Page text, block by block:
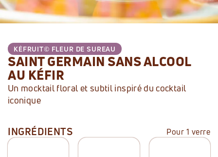
KÉFRUIT© FLEUR DE SUREAU
SAINT GERMAIN SANS ALCOOL
AU KÉFIR
Un mocktail floral et subtil inspiré du cocktail
iconique
INGRÉDIENTS Pour 1 verre